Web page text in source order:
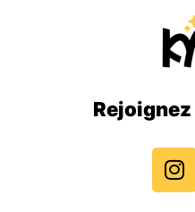
n
s
t